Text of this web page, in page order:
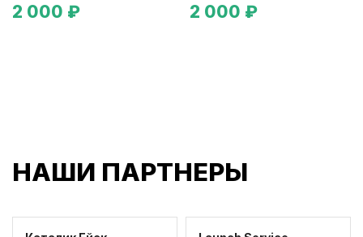
2 000 ₽ 2 000 ₽
НАШИ ПАРТНЕРЫ